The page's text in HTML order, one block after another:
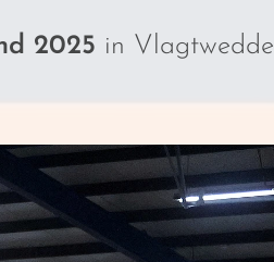
2025 in Vlagtwedde